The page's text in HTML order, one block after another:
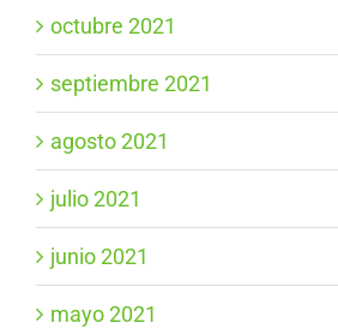
octubre 2021
septiembre 2021
agosto 2021
julio 2021
junio 2021
mayo 2021